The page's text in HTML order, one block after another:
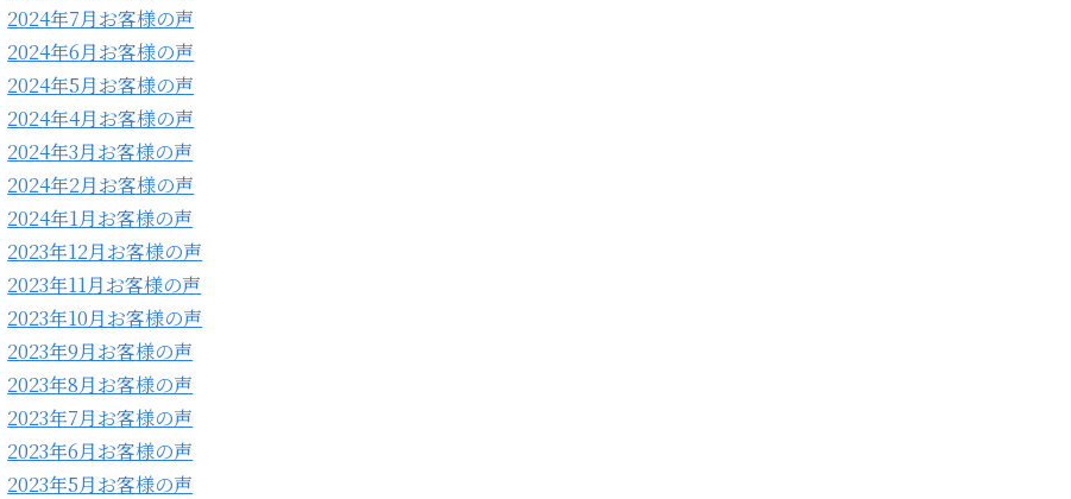
2024年7月お客様の声
2024年6月お客様の声
2024年5月お客様の声
2024年4月お客様の声
2024年3月お客様の声
2024年2月お客様の声
2024年1月お客様の声
2023年12月お客様の声
2023年11月お客様の声
2023年10月お客様の声
2023年9月お客様の声
2023年8月お客様の声
2023年7月お客様の声
2023年6月お客様の声
2023年5月お客様の声